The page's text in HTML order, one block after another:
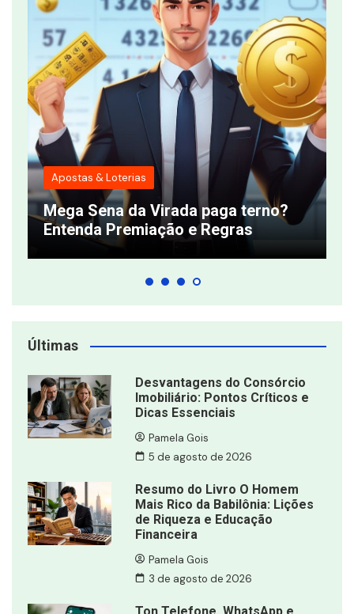
Apostas & Loterias
Mega Sena da Virada paga terno?
Entenda Premiação e Regras
Últimas
Desvantagens do Consórcio
Imobiliário: Pontos Críticos e
Dicas Essenciais
Pamela Gois
5 de agosto de 2026
Resumo do Livro O Homem
Mais Rico da Babilônia: Lições
de Riqueza e Educação
Financeira
Pamela Gois
3 de agosto de 2026